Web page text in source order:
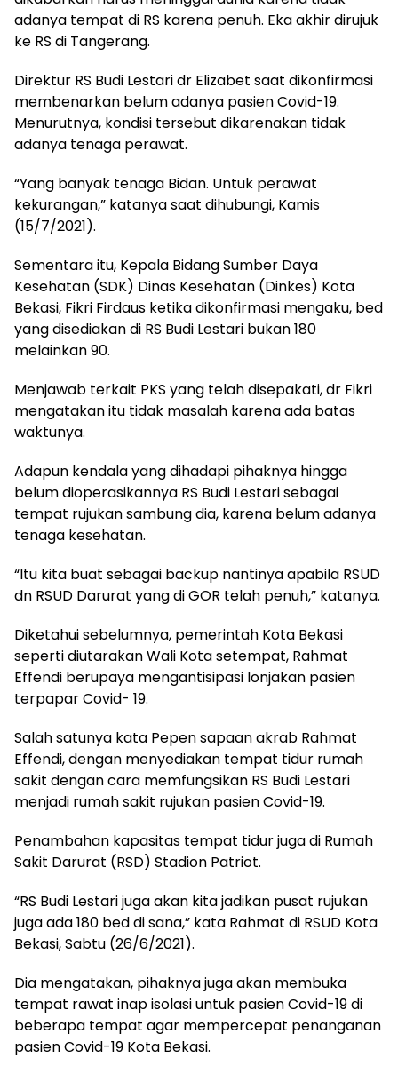
adanya tempat di RS karena penuh. Eka akhir dirujuk
ke RS di Tangerang.
Direktur RS Budi Lestari dr Elizabet saat dikonfirmasi
membenarkan belum adanya pasien Covid-19.
Menurutnya, kondisi tersebut dikarenakan tidak
adanya tenaga perawat.
“Yang banyak tenaga Bidan. Untuk perawat
kekurangan,” katanya saat dihubungi, Kamis
(15/7/2021).
Sementara itu, Kepala Bidang Sumber Daya
Kesehatan (SDK) Dinas Kesehatan (Dinkes) Kota
Bekasi, Fikri Firdaus ketika dikonfirmasi mengaku, bed
yang disediakan di RS Budi Lestari bukan 180
melainkan 90.
Menjawab terkait PKS yang telah disepakati, dr Fikri
mengatakan itu tidak masalah karena ada batas
waktunya.
Adapun kendala yang dihadapi pihaknya hingga
belum dioperasikannya RS Budi Lestari sebagai
tempat rujukan sambung dia, karena belum adanya
tenaga kesehatan.
“Itu kita buat sebagai backup nantinya apabila RSUD
dn RSUD Darurat yang di GOR telah penuh,” katanya.
Diketahui sebelumnya, pemerintah Kota Bekasi
seperti diutarakan Wali Kota setempat, Rahmat
Effendi berupaya mengantisipasi lonjakan pasien
terpapar Covid- 19.
Salah satunya kata Pepen sapaan akrab Rahmat
Effendi, dengan menyediakan tempat tidur rumah
sakit dengan cara memfungsikan RS Budi Lestari
menjadi rumah sakit rujukan pasien Covid-19.
Penambahan kapasitas tempat tidur juga di Rumah
Sakit Darurat (RSD) Stadion Patriot.
“RS Budi Lestari juga akan kita jadikan pusat rujukan
juga ada 180 bed di sana,” kata Rahmat di RSUD Kota
Bekasi, Sabtu (26/6/2021).
Dia mengatakan, pihaknya juga akan membuka
tempat rawat inap isolasi untuk pasien Covid-19 di
beberapa tempat agar mempercepat penanganan
pasien Covid-19 Kota Bekasi.